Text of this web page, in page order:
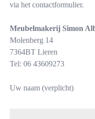
via het contactformulier.
Meubelmakerij Simon
Molenberg 14
7364BT Lieren
Tel: 06 43609273
Uw naam (verplicht)